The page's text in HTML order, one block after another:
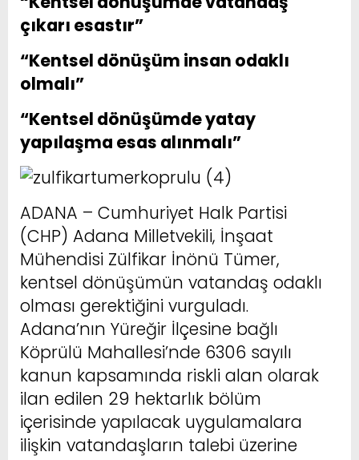
çıkarı esastır”
“Kentsel dönüşüm insan odaklı
olmalı”
“Kentsel dönüşümde yatay
yapılaşma esas alınmalı”
ADANA – Cumhuriyet Halk Partisi
(CHP) Adana Milletvekili, İnşaat
Mühendisi Zülfikar İnönü Tümer,
kentsel dönüşümün vatandaş odaklı
olması gerektiğini vurguladı.
Adana’nın Yüreğir İlçesine bağlı
Köprülü Mahallesi’nde 6306 sayılı
kanun kapsamında riskli alan olarak
ilan edilen 29 hektarlık bölüm
içerisinde yapılacak uygulamalara
ilişkin vatandaşların talebi üzerine